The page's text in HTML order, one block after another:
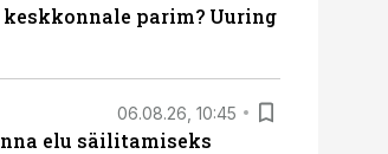
parim? Uuring
06.08.26, 10:45
elu säilitamiseks